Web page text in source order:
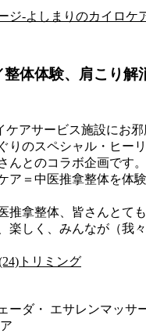
ジ-よしまりのカイロケ
整体体験、肩こり
アサービス施設にお邪
りのスペシャル・ヒー
んとのコラボ企画です。
ア＝中医推拿整体を体
推拿整体、皆さんとて
楽しく、みんなが（我
ーダ・ エサレンマッサ